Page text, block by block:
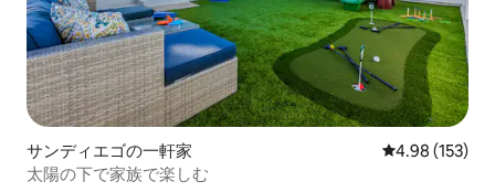
サンディエゴの一軒家 レビュー153
4.98 (153)
太陽の下で家族で楽しむ